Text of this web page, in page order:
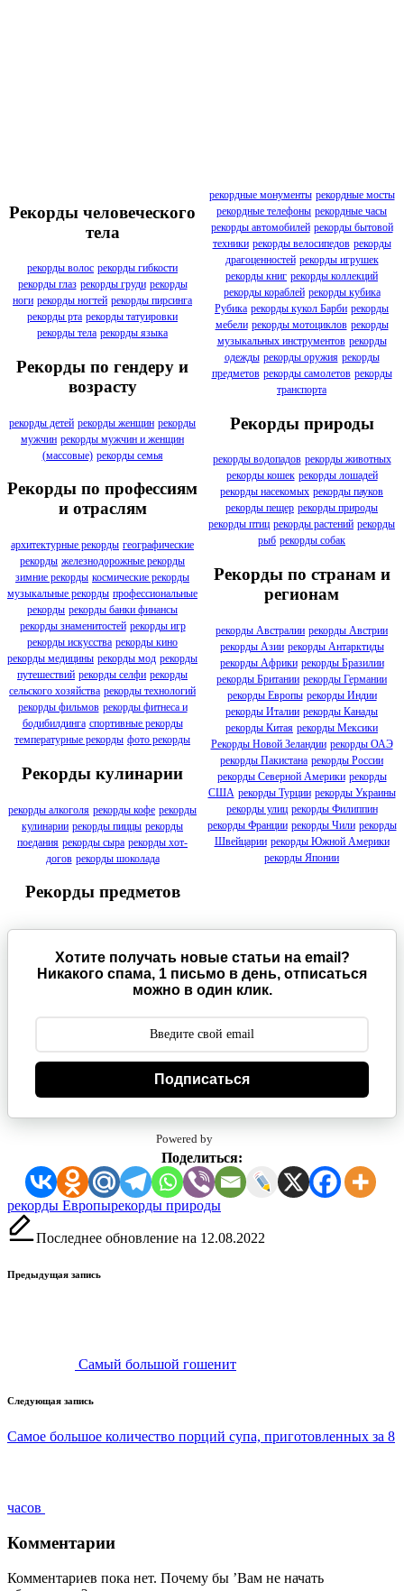
Рекорды человеческого
тела
рекорды волос рекорды гибкости
рекорды глаз рекорды груди рекорды
ноги рекорды ногтей рекорды пирсинга
рекорды рта рекорды татуировки
рекорды тела рекорды языка
Рекорды по гендеру и
возрасту
рекорды детей рекорды женщин рекорды
мужчин рекорды мужчин и женщин
(массовые) рекорды семья
Рекорды по профессиям
и отраслям
архитектурные рекорды географические
рекорды железнодорожные рекорды
зимние рекорды космические рекорды
музыкальные рекорды профессиональные
рекорды рекорды банки финансы
рекорды знаменитостей рекорды игр
рекорды искусства рекорды кино
рекорды медицины рекорды мод рекорды
путешествий рекорды селфи рекорды
сельского хозяйства рекорды технологий
рекорды фильмов рекорды фитнеса и
бодибилдинга спортивные рекорды
температурные рекорды фото рекорды
Рекорды кулинарии
рекорды алкоголя рекорды кофе рекорды
кулинарии рекорды пиццы рекорды
поедания рекорды сыра рекорды хот-
догов рекорды шоколада
Рекорды предметов
рекордные монументы рекордные мосты
рекордные телефоны рекордные часы
рекорды автомобилей рекорды бытовой
техники рекорды велосипедов рекорды
драгоценностей рекорды игрушек
рекорды книг рекорды коллекций
рекорды кораблей рекорды кубика
Рубика рекорды кукол Барби рекорды
мебели рекорды мотоциклов рекорды
музыкальных инструментов рекорды
одежды рекорды оружия рекорды
предметов рекорды самолетов рекорды
транспорта
Рекорды природы
рекорды водопадов рекорды животных
рекорды кошек рекорды лошадей
рекорды насекомых рекорды пауков
рекорды пещер рекорды природы
рекорды птиц рекорды растений рекорды
рыб рекорды собак
Рекорды по странам и
регионам
рекорды Австралии рекорды Австрии
рекорды Азии рекорды Антарктиды
рекорды Африки рекорды Бразилии
рекорды Британии рекорды Германии
рекорды Европы рекорды Индии
рекорды Италии рекорды Канады
рекорды Китая рекорды Мексики
Рекорды Новой Зеландии рекорды ОАЭ
рекорды Пакистана рекорды России
рекорды Северной Америки рекорды
США рекорды Турции рекорды Украины
рекорды улиц рекорды Филиппин
рекорды Франции рекорды Чили рекорды
Швейцарии рекорды Южной Америки
рекорды Японии
Хотите получать новые статьи на email?
Никакого спама, 1 письмо в день, отписаться
можно в один клик.
Подписаться
Powered by
Поделиться:
Метки:
рекорды Европырекорды природы
Последнее обновление на 12.08.2022
Навигация
Предыдущая запись
Самый большой гошенит
Следующая запись
Самое большое количество порций супа, приготовленных за 8
часов
Комментарии
Комментариев пока нет. Почему бы ’Вам не начать